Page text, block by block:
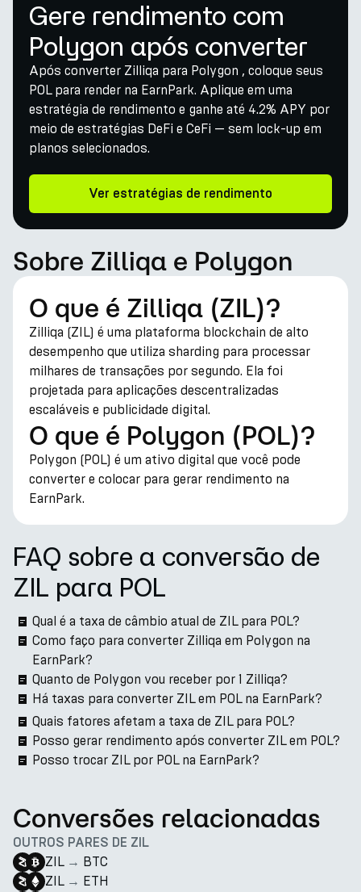
Gere rendimento com
Polygon após converter
Após converter Zilliqa para Polygon , coloque seus
POL para render na EarnPark. Aplique em uma
estratégia de rendimento e ganhe até 4.2% APY por
meio de estratégias DeFi e CeFi — sem lock-up em
planos selecionados.
Ver estratégias de rendimento
Sobre Zilliqa e Polygon
O que é Zilliqa (ZIL)?
Zilliqa (ZIL) é uma plataforma blockchain de alto
desempenho que utiliza sharding para processar
milhares de transações por segundo. Ela foi
projetada para aplicações descentralizadas
escaláveis e publicidade digital.
O que é Polygon (POL)?
Polygon (POL) é um ativo digital que você pode
converter e colocar para gerar rendimento na
EarnPark.
FAQ sobre a conversão de
ZIL para POL
Qual é a taxa de câmbio atual de ZIL para POL?
Como faço para converter Zilliqa em Polygon na
EarnPark?
Quanto de Polygon vou receber por 1 Zilliqa?
Há taxas para converter ZIL em POL na EarnPark?
Quais fatores afetam a taxa de ZIL para POL?
Posso gerar rendimento após converter ZIL em POL?
Posso trocar ZIL por POL na EarnPark?
Conversões relacionadas
OUTROS PARES DE ZIL
ZIL → BTC
ZIL → ETH